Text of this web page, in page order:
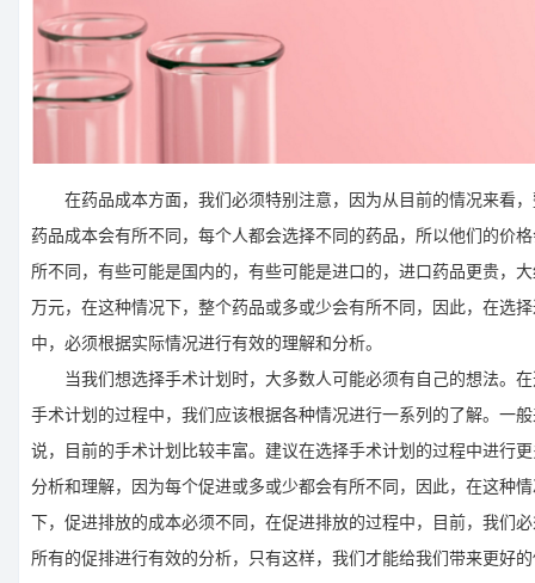
在药品成本方面，我们必须特别注意，因为从目前的情况来看，
药品成本会有所不同，每个人都会选择不同的药品，所以他们的价
所不同，有些可能是国内的，有些可能是进口的，进口药品更贵，
万元，在这种情况下，整个药品或多或少会有所不同，因此，在选
中，必须根据实际情况进行有效的理解和分析。
当我们想选择手术计划时，大多数人可能必须有自己的想法。在
手术计划的过程中，我们应该根据各种情况进行一系列的了解。一
说，目前的手术计划比较丰富。建议在选择手术计划的过程中进行
分析和理解，因为每个促进或多或少都会有所不同，因此，在这种
下，促进排放的成本必须不同，在促进排放的过程中，目前，我们
所有的促排进行有效的分析，只有这样，我们才能给我们带来更好